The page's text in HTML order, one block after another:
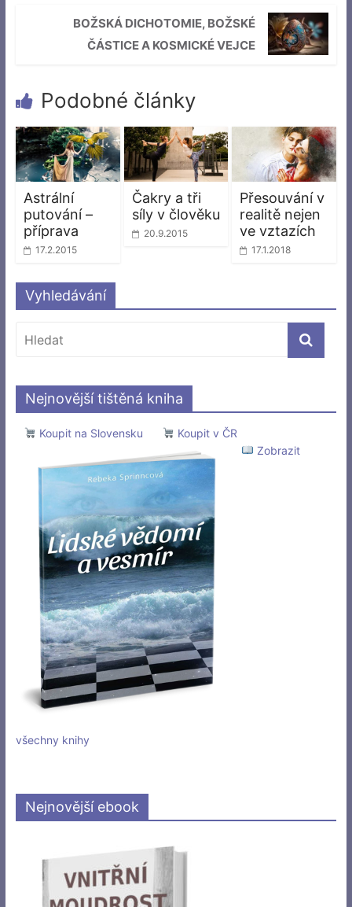
BOŽSKÁ DICHOTOMIE, BOŽSKÉ
ČÁSTICE A KOSMICKÉ VEJCE
Podobné články
Astrální
putování –
příprava
17.2.2015
Čakry a tři
síly v člověku
20.9.2015
Přesouvání v
realitě nejen
ve vztazích
17.1.2018
Vyhledávání
Nejnovější tištěná kniha
Koupit na Slovensku
Koupit v ČR
Zobrazit
všechny knihy
Nejnovější ebook